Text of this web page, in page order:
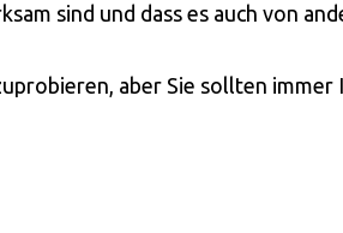
sind und dass es auch von
aber Sie sollten